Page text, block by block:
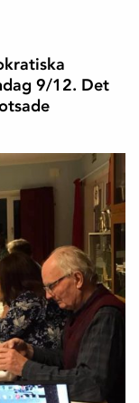
9/12. Det